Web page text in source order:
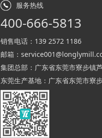
服务热线
400-666-5813
销售电话： 139 2572 1186
邮箱：
集团总部：广东省东莞市寮步镇
东莞生产基地：广东省东莞市寮